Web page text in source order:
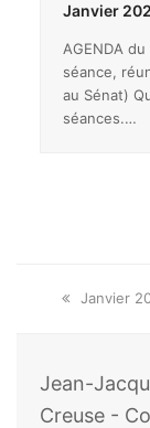
Janvier
AGENDA
séance,
au Sénat)
séances.…
Onglet
Janvier
Jean-
Creuse -